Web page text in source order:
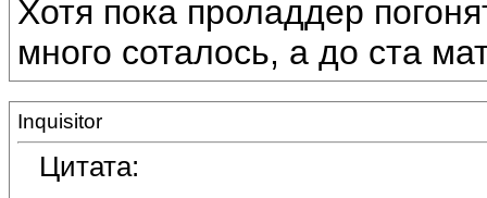
Хотя пока проладдер
много соталось, а до ста
Inquisitor
Цитата: